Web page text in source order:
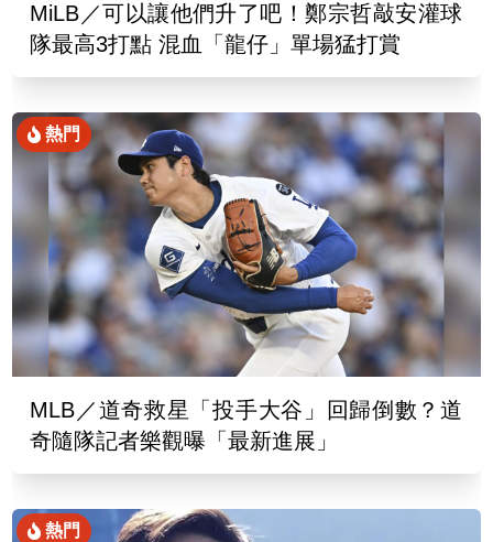
MiLB／可以讓他們升了吧！鄭宗哲敲安灌球
隊最高3打點 混血「龍仔」單場猛打賞
熱門
MLB／道奇救星「投手大谷」回歸倒數？道
奇隨隊記者樂觀曝「最新進展」
熱門